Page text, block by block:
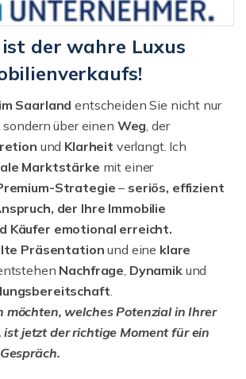
der wahre Luxus
Saarland entscheiden Sie nicht nur
sondern über einen Weg, der
und Klarheit verlangt. Ich
Marktstärke mit einer
Strategie– seriös, effizient
der Ihre Immobilie
Käufer emotional erreicht.
Präsentation und eine klare
Nachfrage, Dynamikund
.
möchten, welches Potenzial in Ihrer
ist jetzt der richtige Moment für ein